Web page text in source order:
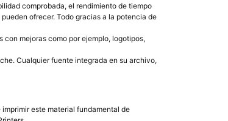
comprobada, el rendimiento de tiempo
ofrecer. Todo gracias a la potencia de
con mejoras como por ejemplo, logotipos,
Cualquier fuente integrada en su archivo,
este material fundamental de